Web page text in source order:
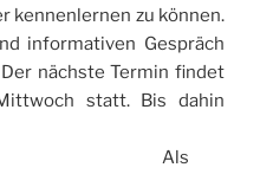
kennenlernen zu können.
informativen Gespräch
nächste Termin findet
statt. Bis dahin
Als